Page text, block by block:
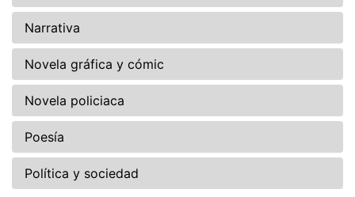
Narrativa
Novela gráfica y cómic
Novela policiaca
Poesía
Política y sociedad